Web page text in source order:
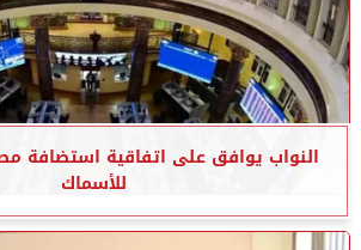
النواب يوافق على اتفاقية استضافة
للأسماك